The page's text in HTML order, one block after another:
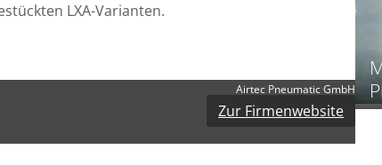
LXA-Varianten.
Airtec Pneumatic GmbH
Zur Firmenwebsite